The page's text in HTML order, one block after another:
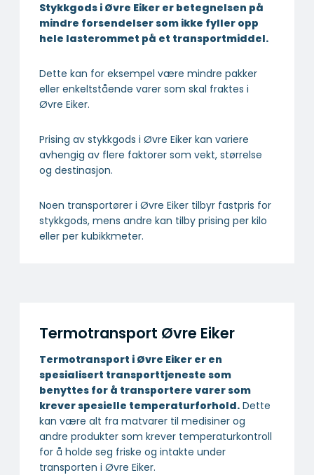
Stykkgods i Øvre Eiker er betegnelsen på
mindre forsendelser som ikke fyller opp
hele lasterommet på et transportmiddel.
Dette kan for eksempel være mindre pakker
eller enkeltstående varer som skal fraktes i
Øvre Eiker.
Prising av stykkgods i Øvre Eiker kan variere
avhengig av flere faktorer som vekt, størrelse
og destinasjon.
Noen transportører i Øvre Eiker tilbyr fastpris for
stykkgods, mens andre kan tilby prising per kilo
eller per kubikkmeter.
Termotransport Øvre Eiker
Termotransport i Øvre Eiker er en
spesialisert transport­tjeneste som
benyttes for å transportere varer som
krever spesielle temperatur­forhold. Dette
kan være alt fra matvarer til medisiner og
andre produkter som krever temperaturkontroll
for å holde seg friske og intakte under
transporten i Øvre Eiker.